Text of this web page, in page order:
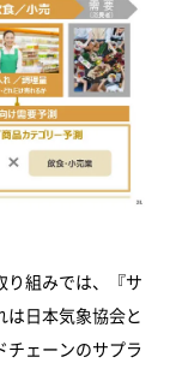
り組みでは、『サ
は日本気象協会と
チェーンのサプラ